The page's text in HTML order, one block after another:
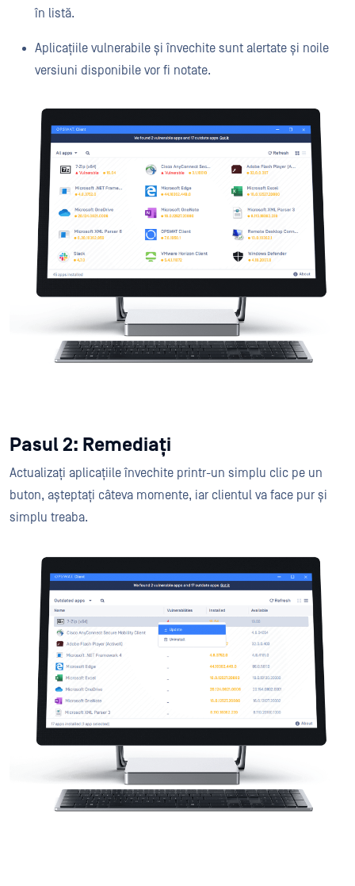
în listă.
Aplicațiile vulnerabile și învechite sunt alertate și noile
versiuni disponibile vor fi notate.
Pasul 2: Remediați
Actualizați aplicațiile învechite printr-un simplu clic pe un
buton, așteptați câteva momente, iar clientul va face pur și
simplu treaba.